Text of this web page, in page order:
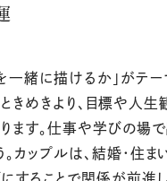
を一緒に描けるか」がテー
きめきより、目標や人
ます。仕事や学びの場
。カップルは、結婚・住